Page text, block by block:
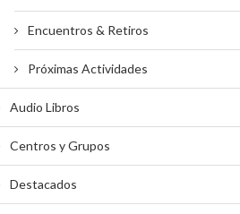
Encuentros & Retiros
Próximas Actividades
Audio Libros
Centros y Grupos
Destacados